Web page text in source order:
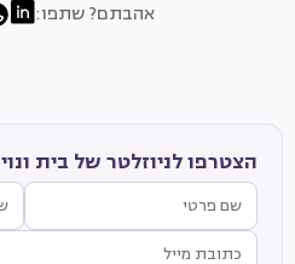
אהבתם? שתפו:
הצטרפו לניוזלטר של בית ונוי